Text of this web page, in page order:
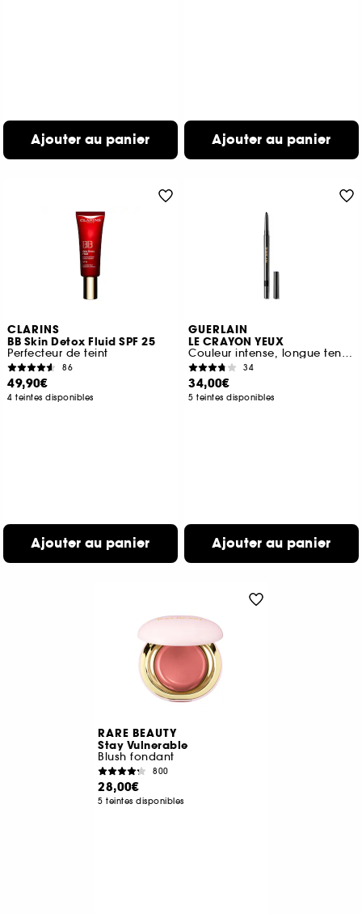
Ajouter au panier Ajouter au panier
CLARINS
BB Skin Detox Fluid SPF 25
Perfecteur de teint
86
49,90€
4 teintes disponibles
Ajouter au panier
GUERLAIN
LE CRAYON YEUX
Couleur intense, longue tenue et waterproof
34
34,00€
5 teintes disponibles
Ajouter au panier
RARE BEAUTY
Stay Vulnerable
Blush fondant
800
28,00€
5 teintes disponibles